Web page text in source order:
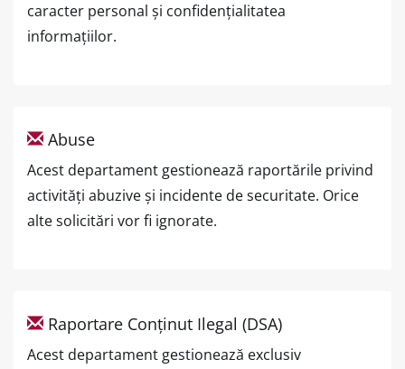
caracter personal și confidențialitatea
informațiilor.
Abuse
Acest departament gestionează raportările privind
activități abuzive și incidente de securitate. Orice
alte solicitări vor fi ignorate.
Raportare Conținut Ilegal (DSA)
Acest departament gestionează exclusiv